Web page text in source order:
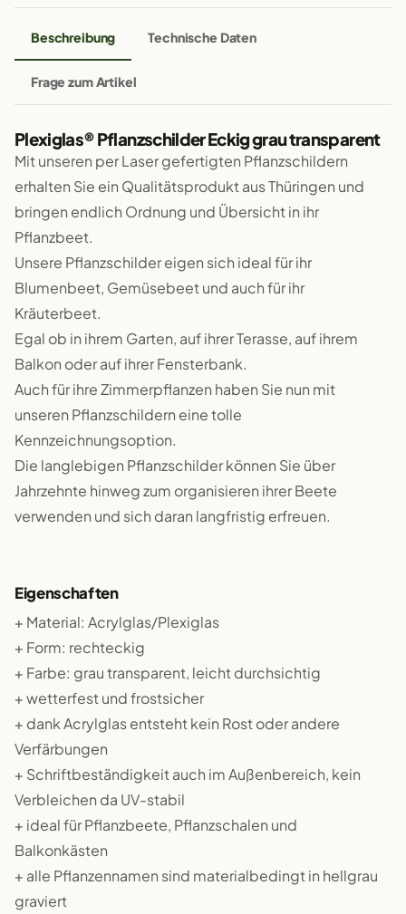
Beschreibung Technische Daten
Frage zum Artikel
Plexiglas® Pflanzschilder Eckig grau transparent
Mit unseren per Laser gefertigten Pflanzschildern
erhalten Sie ein Qualitätsprodukt aus Thüringen und
bringen endlich Ordnung und Übersicht in ihr
Pflanzbeet.
Unsere Pflanzschilder eigen sich ideal für ihr
Blumenbeet, Gemüsebeet und auch für ihr
Kräuterbeet.
Egal ob in ihrem Garten, auf ihrer Terasse, auf ihrem
Balkon oder auf ihrer Fensterbank.
Auch für ihre Zimmerpflanzen haben Sie nun mit
unseren Pflanzschildern eine tolle
Kennzeichnungsoption.
Die langlebigen Pflanzschilder können Sie über
Jahrzehnte hinweg zum organisieren ihrer Beete
verwenden und sich daran langfristig erfreuen.
Eigenschaften
+ Material: Acrylglas/Plexiglas
+ Form: rechteckig
+ Farbe: grau transparent, leicht durchsichtig
+ wetterfest und frostsicher
+ dank Acrylglas entsteht kein Rost oder andere
Verfärbungen
+ Schriftbeständigkeit auch im Außenbereich, kein
Verbleichen da UV-stabil
+ ideal für Pflanzbeete, Pflanzschalen und
Balkonkästen
+ alle Pflanzennamen sind materialbedingt in hellgrau
graviert